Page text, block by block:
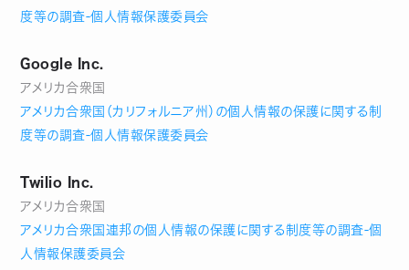
度等の調査‐個人情報保護委員会
Google Inc.
アメリカ合衆国
アメリカ合衆国（カリフォルニア州）の個人情報の保護に関する制
度等の調査‐個人情報保護委員会
Twilio Inc.
アメリカ合衆国
アメリカ合衆国連邦の個人情報の保護に関する制度等の調査‐個
人情報保護委員会